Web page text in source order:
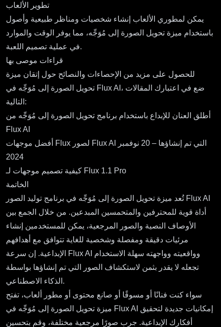
تطوير الألعاب
يمكن لمطوري الألعاب إنشاء شخصيات ومناظر طبيعية وأصول
باستخدام ميزة تحويل الصورة إلى مُوَجِّه، مما يوفر الوقت والموارد
في عملية تصميم اللعبة.
قراءات موصى بها
للحصول على مزيد من الإحصاءات والنصائح حول إتقان ميزة
تحويل الصورة إلى مُوَجِّه في Flux AI، ضع في اعتبارك المقالات
التالية:
أطلق العنان للإبداع باستخدام برنامج تحويل الصورة إلى مُوَجِّه من
Flux AI
أفضل موجهات Flux لصور Flux AI التي تم إنشاؤها – 20 نوفمبر
2024
كيفية تصميم موجهات لـ Flux 1.1 Pro
الخاتمة
تُعد ميزة تحويل الصورة إلى مُوَجِّه في برنامج توليد الصور Flux AI
أداة قوية للمحترفين والمتحمسين المبدعين. من خلال الجمع بين
الأوصاف النصية والصور المرجعية، يمكن للمستخدمين إنشاء
مرئيات دقيقة ومفصلة وشخصية للغاية تتوافق مع أهدافهم
الإبداعية. إن سرعة Flux AI وواقعيته وواجهته سهلة الاستخدام
تجعله لا يقدر بثمن لاستكشاف الصور التي تم إنشاؤها بواسطة
الذكاء الاصطناعي.
سواء كنت فنانًا أو مسوقًا أو صانع محتوى أو مطور ألعاب، تفتح
ميزة تحويل الصورة إلى مُوَجِّه في Flux AI إمكانيات جديدة لتحقيق
أفكارك الإبداعية. جرب صورًا مرجعية مختلفة، وقم بتحسين